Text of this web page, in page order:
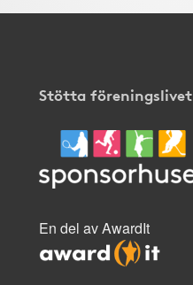
Stötta föreningslivet
En del av AwardIt